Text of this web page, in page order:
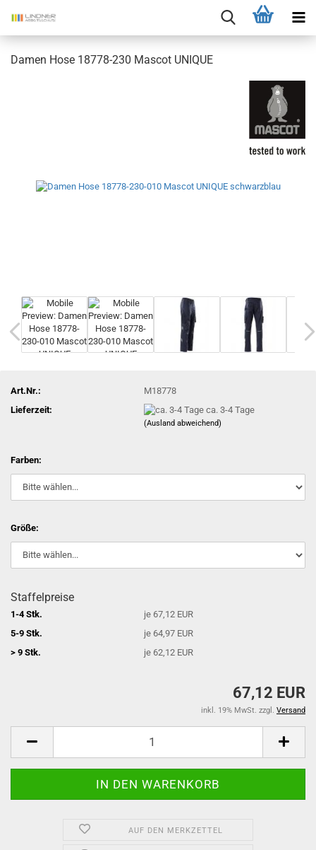
Damen Hose 18778-230 Mascot UNIQUE
Art.Nr.:
M18778
Lieferzeit:
ca. 3-4 Tage
(Ausland abweichend)
Farben:
Größe:
Staffelpreise
1-4 Stk.
je 67,12 EUR
5-9 Stk.
je 64,97 EUR
> 9 Stk.
je 62,12 EUR
67,12 EUR
inkl. 19% MwSt. zzgl. Versand
AUF DEN MERKZETTEL